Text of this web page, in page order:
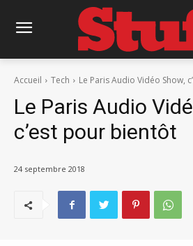
Accueil Tech Le Paris Audio Vidéo Show,
Le Paris Audio
c’est pour bientôt
24 septembre 2018